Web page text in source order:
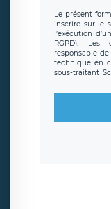
Le présent
inscrire sur le
l’exécution
RGPD). Les
responsable
technique en
sous-traitant
d’inscription
protection
sont